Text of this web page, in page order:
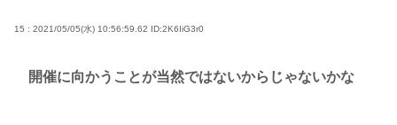
15 : 2021/05/05(水) 10:56:59.62 ID:2K6IiG3r0
開催に向かうことが当然ではないからじゃないかな